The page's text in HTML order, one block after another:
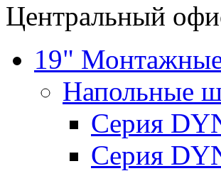
Центральный
19"
Напольные
Серия
Серия